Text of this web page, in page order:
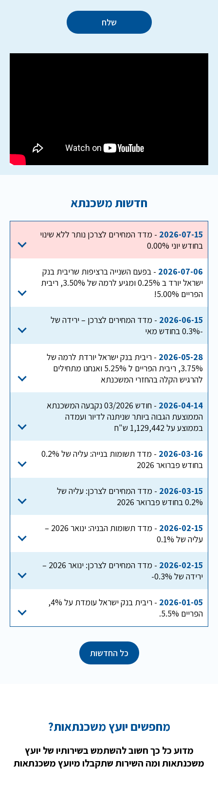
שלח
חדשות משכנתא
2026-07-15 - מדד המחירים לצרכן נותר ללא שינוי
בחודש יוני 0.00%
2026-07-06 - בפעם השנייה ברציפות שריבית בנק
ישראל יורד ב 0.25% ומגיע לרמה של 3.50%, ריבית
הפריים 5.00%!
2026-06-15 - מדד המחירים לצרכן – ירידה של
-0.3% בחודש מאי
2026-05-28 - ריבית בנק ישראל יורדת לרמה של
3.75%, ריבית הפריים ל 5.25% ואנחנו מתחילים
להרגיש הקלה בהחזרי המשכנתא
2026-04-14
- חודש 03/2026 נקבעה המשכנתא
הממוצעת הגבוה ביותר שניתנה לדיור ועמדה
בממוצע על 1,129,442 ש"ח
2026-03-16
- מדד תשומות בנייה: עליה של 0.2%
בחודש פברואר 2026
2026-03-15 - מדד המחירים לצרכן: עליה של
0.2% בחודש פברואר 2026
2026-02-15
- מדד תשומות הבניה: ינואר 2026 –
עליה של 0.1%
2026-02-15
- מדד המחירים לצרכן: ינואר 2026 –
ירידה של 0.3%-
2026-01-05
- ריבית בנק ישראל עומדת על 4%,
הפריים 5.5%.
כל החדשות
מחפשים יועץ משכנתאות?
מדוע כל כך חשוב להשתמש בשירותיו של יועץ
משכנתאות ומה השירות שתקבלו מיועץ משכנתאות